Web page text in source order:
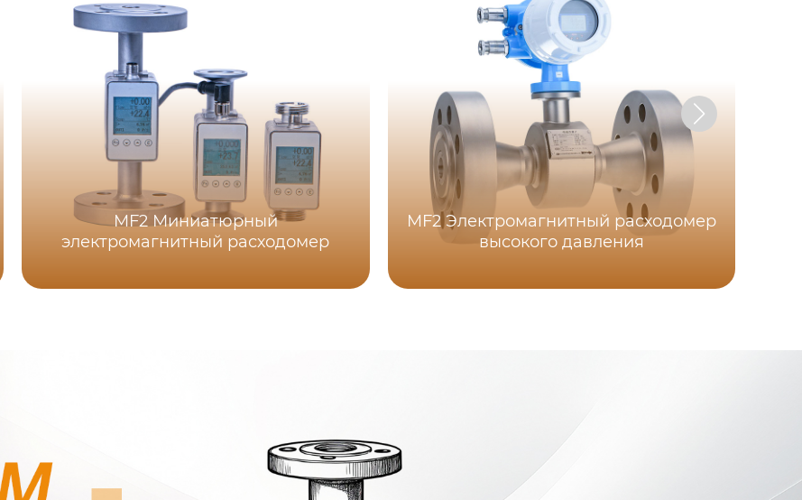
MF2 Миниатюрный
электромагнитный расходомер
MF2 Электромагнитный расходомер
высокого давления